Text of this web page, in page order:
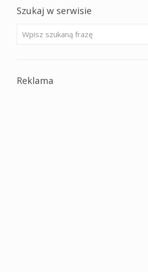
Szukaj w serwisie
Reklama